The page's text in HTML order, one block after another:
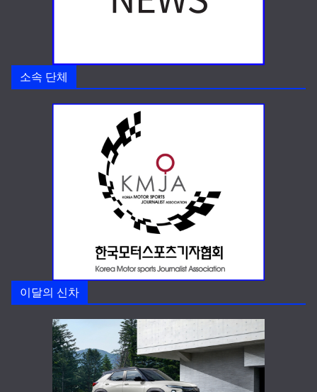
소속 단체
이달의 신차